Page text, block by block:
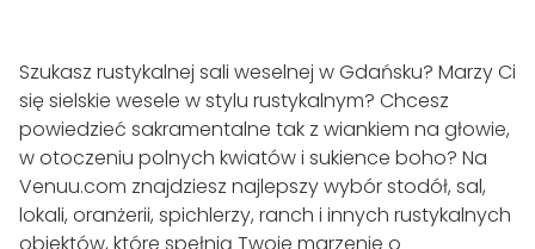
Szukasz rustykalnej sali weselnej w Gdańsku? Marzy Ci
się sielskie wesele w stylu rustykalnym? Chcesz
powiedzieć sakramentalne tak z wiankiem na głowie,
w otoczeniu polnych kwiatów i sukience boho? Na
Venuu.com znajdziesz najlepszy wybór stodół, sal,
lokali, oranżerii, spichlerzy, ranch i innych rustykalnych
obiektów, które spełnią Twoje marzenie o